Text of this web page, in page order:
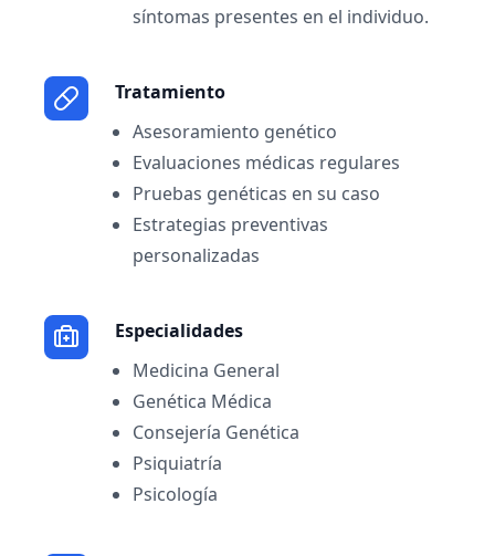
síntomas presentes en el individuo.
Tratamiento
Asesoramiento genético
Evaluaciones médicas regulares
Pruebas genéticas en su caso
Estrategias preventivas
personalizadas
Especialidades
Medicina General
Genética Médica
Consejería Genética
Psiquiatría
Psicología